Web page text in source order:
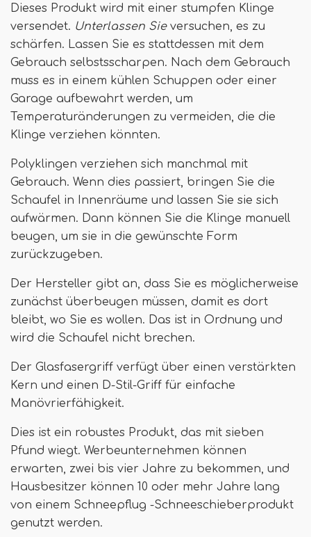
Dieses Produkt wird mit einer stumpfen Klinge
versendet. Unterlassen Sieversuchen, es zu
schärfen. Lassen Sie es stattdessen mit dem
Gebrauch selbstsscharpen. Nach dem Gebrauch
muss es in einem kühlen Schuppen oder einer
Garage aufbewahrt werden, um
Temperaturänderungen zu vermeiden, die die
Klinge verziehen könnten.
Polyklingen verziehen sich manchmal mit
Gebrauch. Wenn dies passiert, bringen Sie die
Schaufel in Innenräume und lassen Sie sie sich
aufwärmen. Dann können Sie die Klinge manuell
beugen, um sie in die gewünschte Form
zurückzugeben.
Der Hersteller gibt an, dass Sie es möglicherweise
zunächst überbeugen müssen, damit es dort
bleibt, wo Sie es wollen. Das ist in Ordnung und
wird die Schaufel nicht brechen.
Der Glasfasergriff verfügt über einen verstärkten
Kern und einen D-Stil-Griff für einfache
Manövrierfähigkeit.
Dies ist ein robustes Produkt, das mit sieben
Pfund wiegt. Werbeunternehmen können
erwarten, zwei bis vier Jahre zu bekommen, und
Hausbesitzer können 10 oder mehr Jahre lang
von einem Schneepflug -Schneeschieberprodukt
genutzt werden.